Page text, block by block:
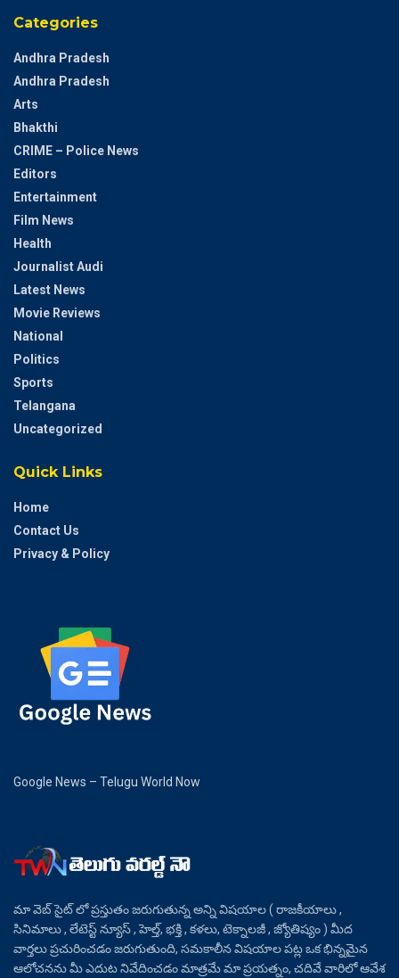
Categories
Andhra Pradesh
Andhra Pradesh
Arts
Bhakthi
CRIME – Police News
Editors
Entertainment
Film News
Health
Journalist Audi
Latest News
Movie Reviews
National
Politics
Sports
Telangana
Uncategorized
Quick Links
Home
Contact Us
Privacy & Policy
Google News – Telugu World Now
మా వెబ్ సైట్ లో ప్రస్తుతం జరుగుతున్న అన్ని విషయాల ( రాజకీయాలు ,
సినిమాలు , లేటెస్ట్ న్యూస్ , హెల్త్, భక్తి , కళలు, టెక్నాలజీ , జ్యోతిష్యం ) మీద
వార్తలు ప్రచురించడం జరుగుతుంది, సమకాలీన విషయాల పట్ల ఒక భిన్నమైన
ఆలోచనను మీ ఎదుట నివేదించడం మాత్రమే మా ప్రయత్నం, చదివే వారిలో ఆవేశ